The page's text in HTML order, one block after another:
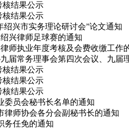
核结果公示
核结果公示
绍兴市实务理论研讨会”论文通知
兴律师足球赛的通知
师执业年度考核及会费收缴工作
届常务理事会第四次会议、九届
核结果公示
核结果公示
核结果公示
委员会秘书长名单的通知
律师协会各分会副秘书长的通知
务任免的通知